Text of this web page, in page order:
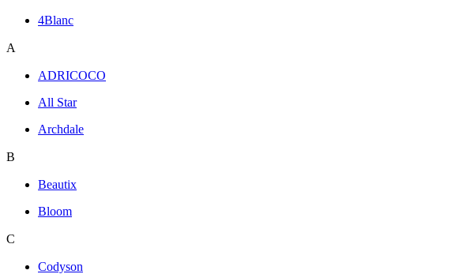
4Blanc
A
ADRICOCO
All Star
Archdale
B
Beautix
Bloom
C
Codyson